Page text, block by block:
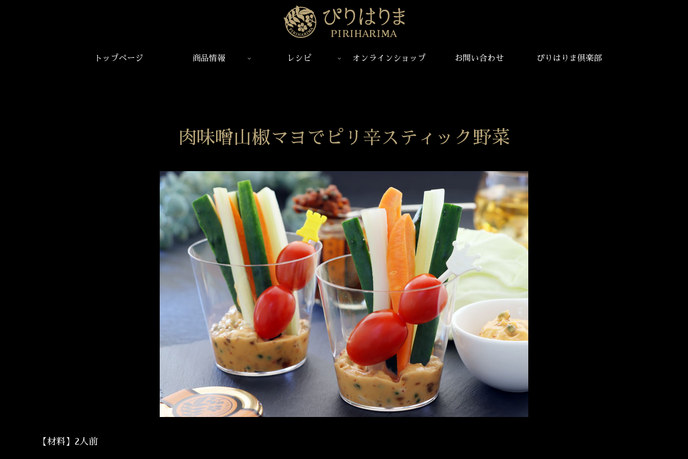
トップページ 商品情報 レシピ オンラインショップ お問い合わせ ぴりはりま倶楽部
肉味噌山椒マヨでピリ辛スティック野菜
【材料】2人前